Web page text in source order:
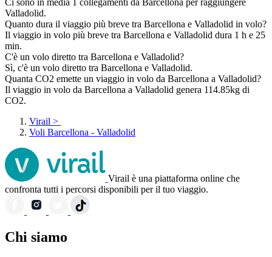
Ci sono in media 1 collegamenti da Barcellona per raggiungere
Valladolid.
Quanto dura il viaggio più breve tra Barcellona e Valladolid in volo?
Il viaggio in volo più breve tra Barcellona e Valladolid dura 1 h e 25
min.
C'è un volo diretto tra Barcellona e Valladolid?
Sì, c'è un volo diretto tra Barcellona e Valladolid.
Quanta CO2 emette un viaggio in volo da Barcellona a Valladolid?
Il viaggio in volo da Barcellona a Valladolid genera 114.85kg di
CO2.
Virail >
Voli Barcellona - Valladolid
Virail è una piattaforma online che
confronta tutti i percorsi disponibili per il tuo viaggio.
Chi siamo